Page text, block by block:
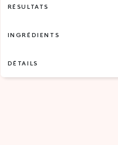
RÉSULTATS
INGRÉDIENTS
DÉTAILS